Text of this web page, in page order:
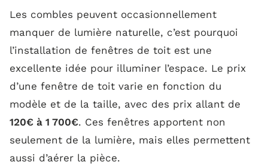
Les combles peuvent occasionnellement
manquer de lumière naturelle, c’est pourquoi
l’installation de fenêtres de toit est une
excellente idée pour illuminer l’espace. Le prix
d’une fenêtre de toit varie en fonction du
modèle et de la taille, avec des prix allant de
120€ à 1 700€. Ces fenêtres apportent non
seulement de la lumière, mais elles permettent
aussi d’aérer la pièce.